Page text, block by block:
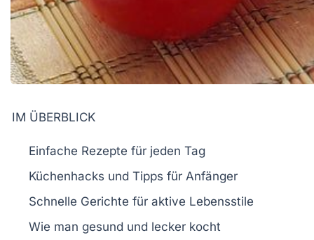
IM ÜBERBLICK
Einfache Rezepte für jeden Tag
Küchenhacks und Tipps für Anfänger
Schnelle Gerichte für aktive Lebensstile
Wie man gesund und lecker kocht